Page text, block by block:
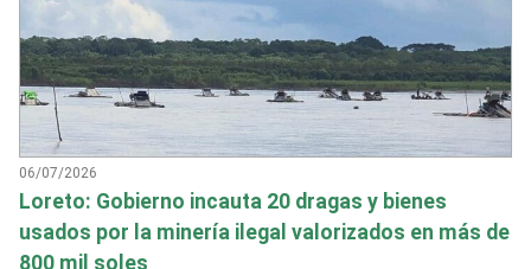
06/07/2026
Loreto: Gobierno incauta 20 dragas y bienes
usados por la minería ilegal valorizados en más de
800 mil soles